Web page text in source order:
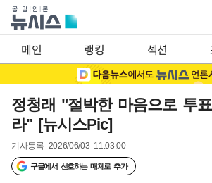
메인 랭킹 섹션
정청래 "절박한 마음으로 투
라" [뉴시스Pic]
기사등록 2026/06/03 11:03:00
구글에서 선호하는 매체로 추가